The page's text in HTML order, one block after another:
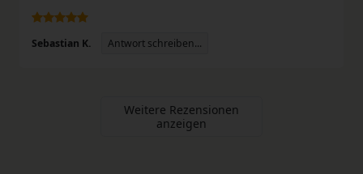
Sebastian K. Antwort schreiben...
Weitere Rezensionen
anzeigen